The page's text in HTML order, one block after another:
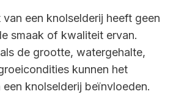
een knolselderij heeft geen
smaak of kwaliteit ervan.
de grootte, watergehalte,
kunnen het
knolselderij beïnvloeden.